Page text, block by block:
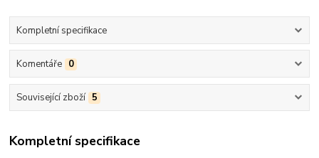
Kompletní specifikace
Komentáře 0
Související zboží 5
Kompletní specifikace